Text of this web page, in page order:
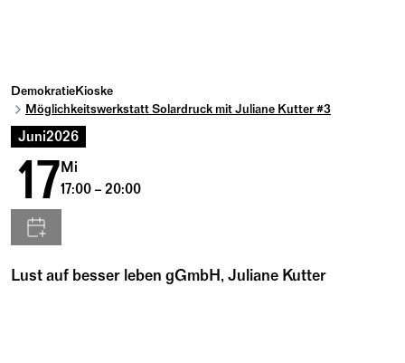
DemokratieKioske
Möglichkeitswerkstatt Solardruck mit Juliane Kutter #3
Juni2026
17Mi
17:00 – 20:00
Lust auf besser leben gGmbH, Juliane Kutter